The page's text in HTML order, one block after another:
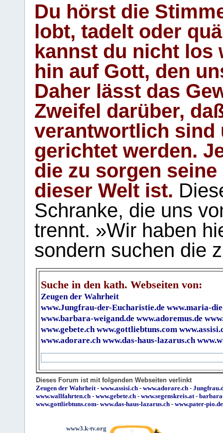
Du hörst die
lobt, tadelt oder
kannst du nicht los
hin auf Gott, den
Daher lässt das
Zweifel darüber,
verantwortlich sind
gerichtet werden.
die zu sorgen
dieser Welt ist.
Schranke, die uns
trennt. »Wir haben
sondern suchen die
Suche in den kath. Webseiten von:
Zeugen der Wahrheit
www.Jungfrau-der-Eucharistie.de www.maria-
www.barbara-weigand.de www.adoremus.de
www.gebete.ch www.gottliebtuns.com
www.adorare.ch www.das-haus-lazarus.ch
Dieses Forum ist mit folgenden Webseiten verlinkt
Zeugen der Wahrheit- www.assisi.ch - www.adorare.ch -
www.wallfahrten.ch - www.gebete.ch - www.segenskreis.at-
www.gottliebtuns.com- www.das-haus-lazarus.ch - www.pater-pio.de
www3.k-tv.org